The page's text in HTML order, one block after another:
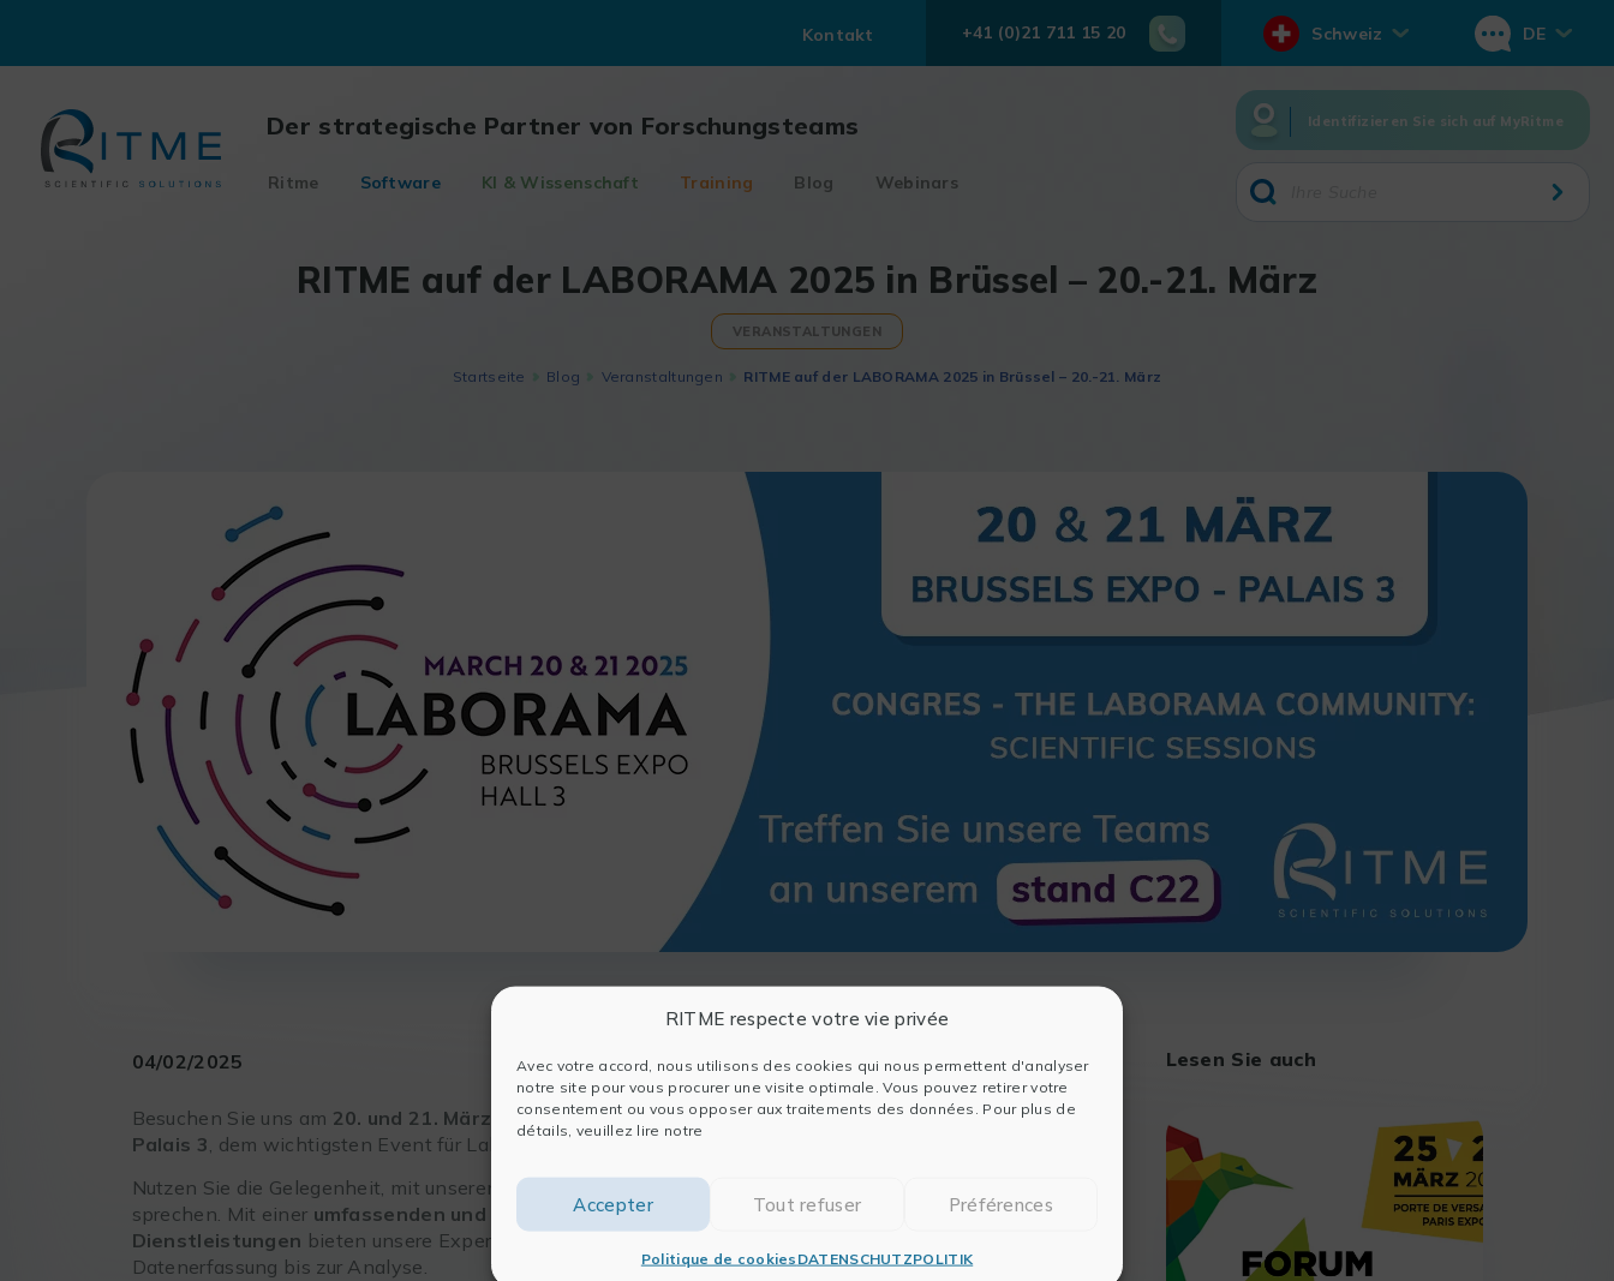
RITME respecte votre vie privée
Avec votre accord, nous utilisons des cookies qui nous permettent d'analyser
notre site pour vous procurer une visite optimale. Vous pouvez retirer votre
consentement ou vous opposer aux traitements des données. Pour plus de
détails, veuillez lire notre
Accepter Tout refuser Préférences
Politique de cookies DATENSCHUTZPOLITIK
content
Kontakt +41 (0)21 711 15 20 Schweiz DE
Der strategische Partner von Forschungsteams
Ritme Software KI & Wissenschaft Training Blog Webinars
Identifizieren Sie sich auf MyRitme
RITME auf der LABORAMA 2025 in Brüssel – 20.-21. März
VERANSTALTUNGEN
Startseite Blog Veranstaltungen RITME auf der LABORAMA 2025 in Brüssel – 20.-21. März
04/02/2025
Besuchen Sie uns am 20. und 21. März auf derLABORAMA 2025in derBrussels Expo –
Palais 3 , dem wichtigsten Event für Laborexperten.
Nutzen Sie die Gelegenheit, mit unserem Team über die
Digitalisierung Ihres Labors
sprechen. Mit einer umfassenden und innovativen Auswahl an Softwarelösungen und
Dienstleistungen bieten unsere Experten Ihnen 360°-Unterstützung, von der
Datenerfassung bis zur Analyse.
Lesen Sie auch